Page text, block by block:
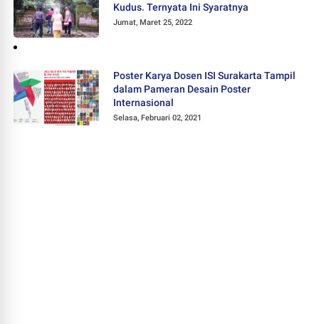
Kudus. Ternyata Ini Syaratnya
Jumat, Maret 25, 2022
Poster Karya Dosen ISI Surakarta Tampil
dalam Pameran Desain Poster
Internasional
Selasa, Februari 02, 2021